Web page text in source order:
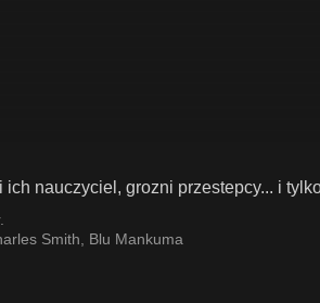
nauczyciel, grozni przestepcy... i
Smith
Blu Mankuma